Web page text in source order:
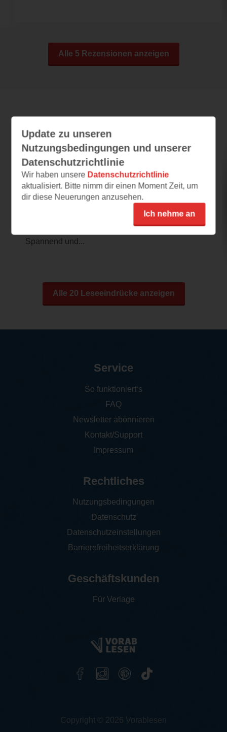
Alle 5 Rezensionen anzeigen
Wie hat Ihnen das Anthropozän bis jetzt
Das Cover gefällt mir nicht so gut, es ist
Spannend und...
Alle 20 Leseeindrücke anzeigen
Update zu unseren
Nutzungsbedingungen und unserer
Datenschutzrichtlinie
Wir haben unsere Datenschutzrichtlinie
aktualisiert. Bitte nimm dir einen Moment Zeit, um
dir diese Neuerungen anzusehen.
Ich nehme an
Service
So funktioniert‘s
FAQ
Newsletter abonnieren
Kontakt/Support
Impressum
Rechtliches
Nutzungsbedingungen
Datenschutz
Datenschutzeinstellungen
Barrierefreiheitserklärung
Geschäftskunden
Für Verlage
Copyright © 2026 Vorablesen